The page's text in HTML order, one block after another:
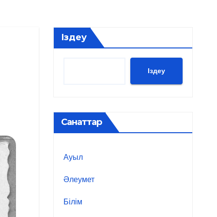
Іздеу
Іздеу
Санаттар
Ауыл
Әлеумет
Білім